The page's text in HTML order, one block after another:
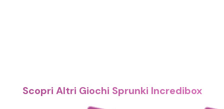
Scopri Altri Giochi Sprunki Incredibox